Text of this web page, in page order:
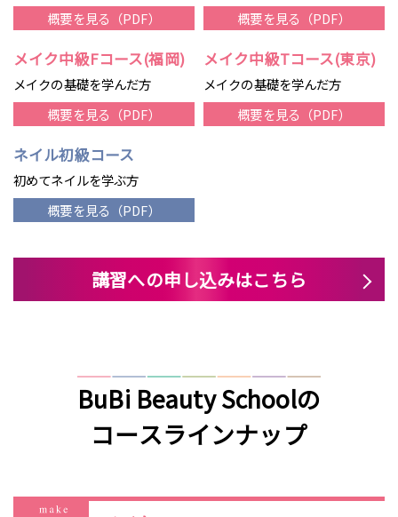
概要を見る（PDF）
概要を見る（PDF）
メイク中級Fコース(福岡)
メイクの基礎を学んだ方
概要を見る（PDF）
メイク中級Tコース(東京)
メイクの基礎を学んだ方
概要を見る（PDF）
ネイル初級コース
初めてネイルを学ぶ方
概要を見る（PDF）
講習への申し込みはこちら
BuBi Beauty Schoolの
コースラインナップ